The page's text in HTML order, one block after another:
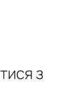
з